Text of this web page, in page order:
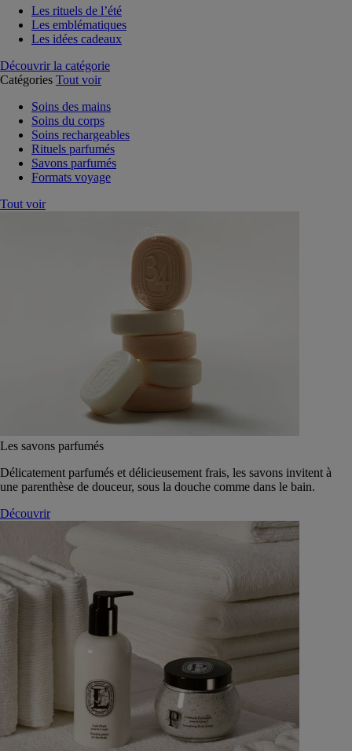
Les rituels de l’été
Les emblématiques
Les idées cadeaux
Découvrir la catégorie
Catégories Tout voir
Soins des mains
Soins du corps
Soins rechargeables
Rituels parfumés
Savons parfumés
Formats voyage
Tout voir
Les savons parfumés
Délicatement parfumés et délicieusement frais, les savons invitent à
une parenthèse de douceur, sous la douche comme dans le bain.
Découvrir